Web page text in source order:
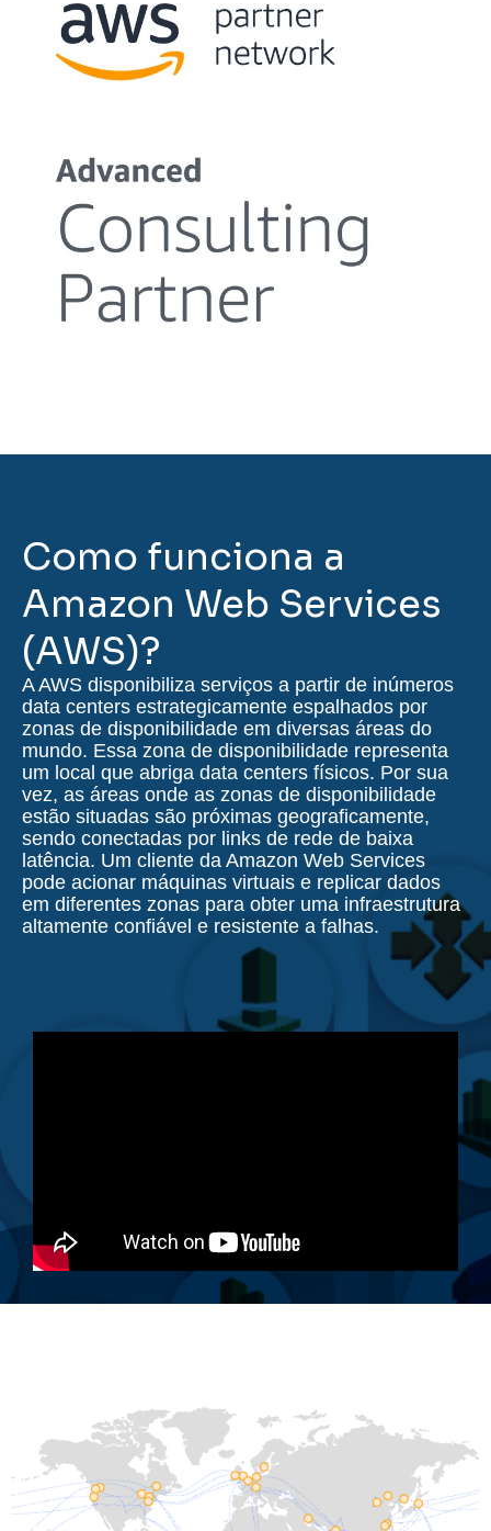
Como funciona a
Amazon Web Services
(AWS)?
A AWS disponibiliza serviços a partir de inúmeros
data centers estrategicamente espalhados por
zonas de disponibilidade em diversas áreas do
mundo. Essa zona de disponibilidade representa
um local que abriga data centers físicos. Por sua
vez, as áreas onde as zonas de disponibilidade
estão situadas são próximas geograficamente,
sendo conectadas por links de rede de baixa
latência. Um cliente da Amazon Web Services
pode acionar máquinas virtuais e replicar dados
em diferentes zonas para obter uma infraestrutura
altamente confiável e resistente a falhas.